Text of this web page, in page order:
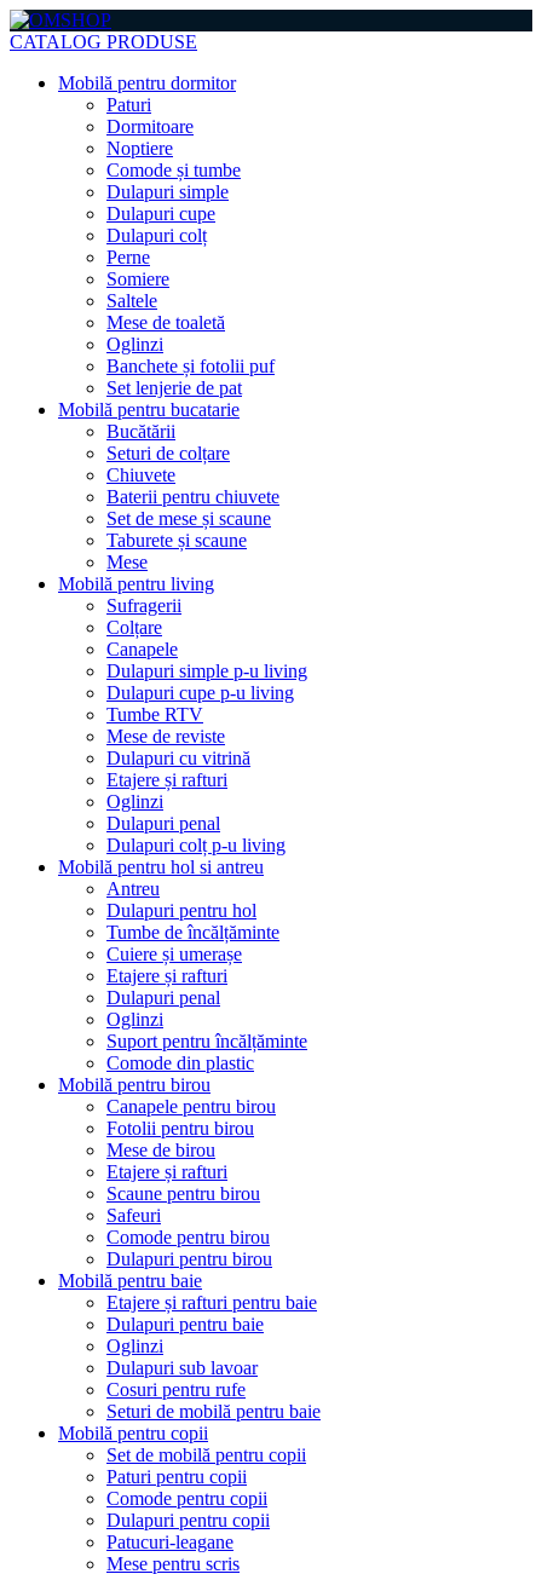
CATALOG PRODUSE
Mobilă pentru dormitor
Paturi
Dormitoare
Noptiere
Comode și tumbe
Dulapuri simple
Dulapuri cupe
Dulapuri colț
Perne
Somiere
Saltele
Mese de toaletă
Oglinzi
Banchete și fotolii puf
Set lenjerie de pat
Mobilă pentru bucatarie
Bucătării
Seturi de colțare
Chiuvete
Baterii pentru chiuvete
Set de mese și scaune
Taburete și scaune
Mese
Mobilă pentru living
Sufragerii
Colțare
Canapele
Dulapuri simple p-u living
Dulapuri cupe p-u living
Tumbe RTV
Mese de reviste
Dulapuri cu vitrină
Etajere și rafturi
Oglinzi
Dulapuri penal
Dulapuri colț p-u living
Mobilă pentru hol si antreu
Antreu
Dulapuri pentru hol
Tumbe de încălțăminte
Cuiere și umerașe
Etajere și rafturi
Dulapuri penal
Oglinzi
Suport pentru încălțăminte
Comode din plastic
Mobilă pentru birou
Canapele pentru birou
Fotolii pentru birou
Mese de birou
Etajere și rafturi
Scaune pentru birou
Safeuri
Comode pentru birou
Dulapuri pentru birou
Mobilă pentru baie
Etajere și rafturi pentru baie
Dulapuri pentru baie
Oglinzi
Dulapuri sub lavoar
Cosuri pentru rufe
Seturi de mobilă pentru baie
Mobilă pentru copii
Set de mobilă pentru copii
Paturi pentru copii
Comode pentru copii
Dulapuri pentru copii
Patucuri-leagane
Mese pentru scris